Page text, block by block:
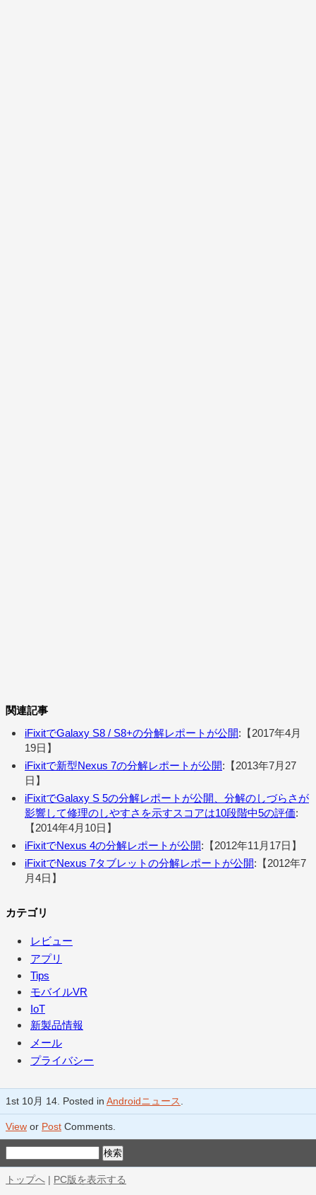
関連記事
iFixitでGalaxy S8 / S8+の分解レポートが公開:【2017年4月
19日】
iFixitで新型Nexus 7の分解レポートが公開:【2013年7月27
日】
iFixitでGalaxy S 5の分解レポートが公開、分解のしづらさが
影響して修理のしやすさを示すスコアは10段階中5の評価:
【2014年4月10日】
iFixitでNexus 4の分解レポートが公開:【2012年11月17日】
iFixitでNexus 7タブレットの分解レポートが公開:【2012年7
月4日】
カテゴリ
レビュー
アプリ
Tips
モバイルVR
IoT
新製品情報
メール
プライバシー
1st 10月 14. Posted in Androidニュース
View or Post Comments.
トップへ | PC版を表示する